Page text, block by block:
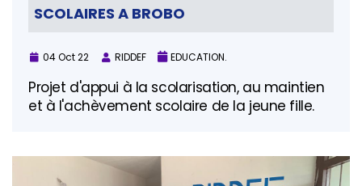
SCOLAIRES A BROBO
04 Oct 22 RIDDEF EDUCATION.
Projet d'appui à la scolarisation, au maintien
et à l'achèvement scolaire de la jeune fille.